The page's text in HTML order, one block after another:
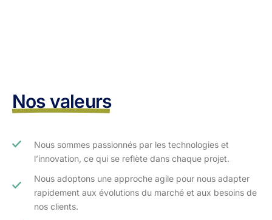
Nos valeurs
Nous sommes passionnés par les technologies et
l’innovation, ce qui se reflète dans chaque projet.
Nous adoptons une approche agile pour nous adapter
rapidement aux évolutions du marché et aux besoins de
nos clients.​